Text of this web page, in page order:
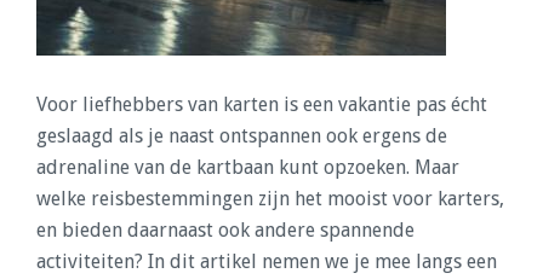
Voor liefhebbers van karten is een vakantie pas écht
geslaagd als je naast ontspannen ook ergens de
adrenaline van de kartbaan kunt opzoeken. Maar
welke reisbestemmingen zijn het mooist voor karters,
en bieden daarnaast ook andere spannende
activiteiten? In dit artikel nemen we je mee langs een